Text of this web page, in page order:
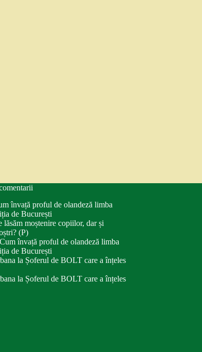
învață proful de olandeză limba
de București
lăsăm moștenire copiilor, dar și
(P)
Cum învață proful de olandeză limba
de București
la Șoferul de BOLT care a înțeles
la Șoferul de BOLT care a înțeles